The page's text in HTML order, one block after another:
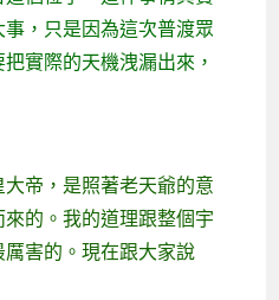
，只是因為這次普渡眾
實際的天機洩漏出來，
大帝，是照著老天爺的意
的。我的道理跟整個宇
害的。現在跟大家說